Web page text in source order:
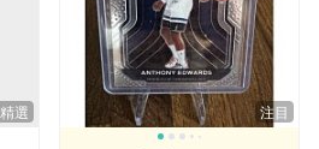
精選 注目